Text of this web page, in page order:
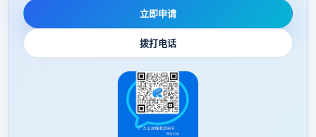
立即申请
拨打电话